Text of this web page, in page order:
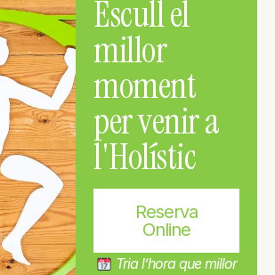
Escull el
millor
moment
per venir a
l'Holístic
Reserva
Online
Tria l’hora que millor